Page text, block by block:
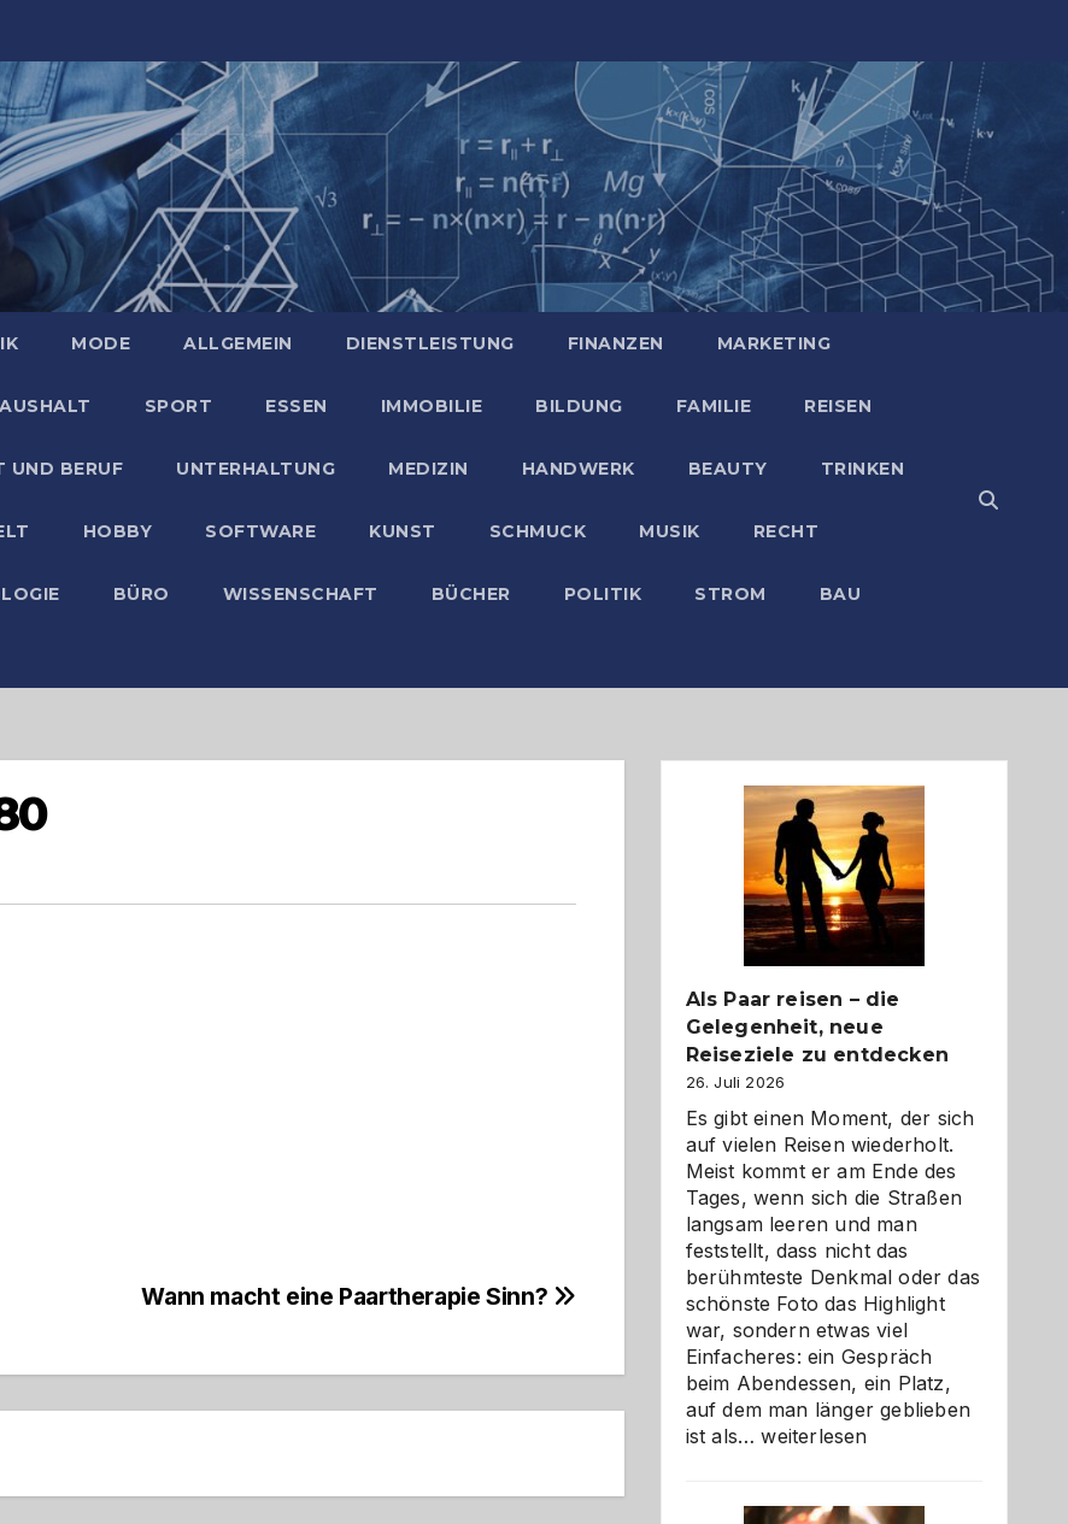
MODE ALLGEMEIN DIENSTLEISTUNG FINANZEN MARKETING
SPORT ESSEN IMMOBILIE BILDUNG FAMILIE REISEN
UND BERUF UNTERHALTUNG MEDIZIN HANDWERK BEAUTY TRINKEN
HOBBY SOFTWARE KUNST SCHMUCK MUSIK RECHT
BÜRO WISSENSCHAFT BÜCHER POLITIK STROM BAU
Wann macht eine Paartherapie Sinn?
Als Paar reisen – die
Gelegenheit, neue
Reiseziele zu entdecken
26. Juli 2026
Es gibt einen Moment, der sich
auf vielen Reisen wiederholt.
Meist kommt er am Ende des
Tages, wenn sich die Straßen
langsam leeren und man
feststellt, dass nicht das
berühmteste Denkmal oder das
schönste Foto das Highlight
war, sondern etwas viel
Einfacheres: ein Gespräch
beim Abendessen, ein Platz,
auf dem man länger geblieben
ist als…Als
weiterlesen